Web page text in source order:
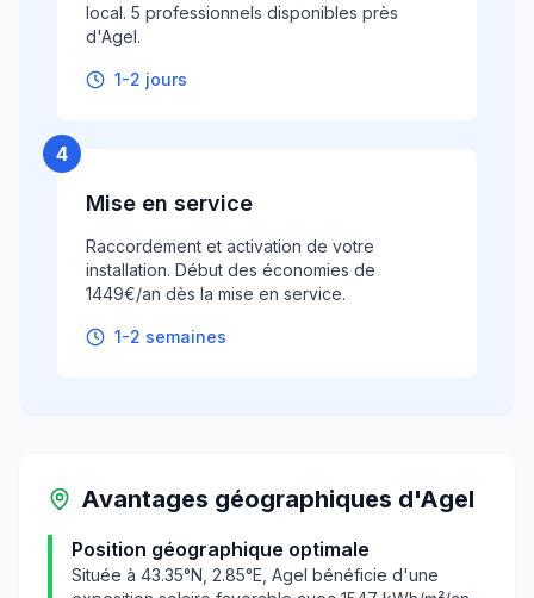
local. 5 professionnels disponibles près
d'Agel.
1-2 jours
4
Mise en service
Raccordement et activation de votre
installation. Début des économies de
1449€/an dès la mise en service.
1-2 semaines
Avantages géographiques d'Agel
Position géographique optimale
Située à 43.35°N, 2.85°E, Agel bénéficie d'une